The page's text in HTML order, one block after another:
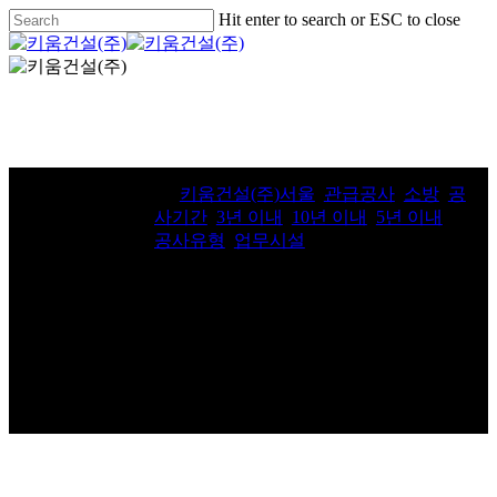
Skip
to
main
content
Hit enter to search or ESC to close
Close
Search
Menu
키움건설(주)서울 관급공사, 소방, 공
사기간, 3년 이내 10년 이내 5년 이내
공사유형
업무시설